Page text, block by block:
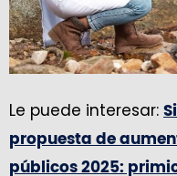
Le puede interesar:
propuesta de
públicos 2025: